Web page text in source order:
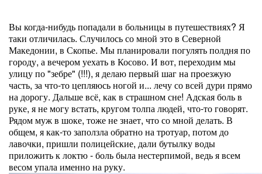
Вы когда-нибудь попадали в больницы в путешествиях? Я
таки отличилась. Случилось со мной это в Северной
Македонии, в Скопье. Мы планировали погулять полдня по
городу, а вечером уехать в Косово. И вот, переходим мы
улицу по "зебре" (!!!), я делаю первый шаг на проезжую
часть, за что-то цепляюсь ногой и... лечу со всей дури прямо
на дорогу. Дальше всё, как в страшном сне! Адская боль в
руке, я не могу встать, кругом толпа людей, что-то говорят.
Рядом муж в шоке, тоже не знает, что со мной делать. В
общем, я как-то заползла обратно на тротуар, потом до
лавочки, пришли полицейские, дали бутылку воды
приложить к локтю - боль была нестерпимой, ведь я всем
весом упала именно на руку.